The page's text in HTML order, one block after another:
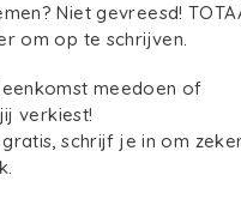
Niet gevreesd!
om op te schrijven.
meedoen of
verkiest!
schrijf je in om